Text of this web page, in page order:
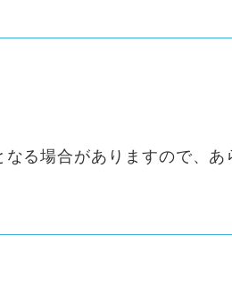
る場合がありますので、あ